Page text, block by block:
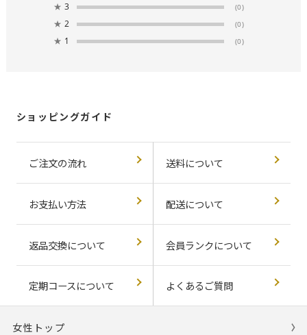
★ 3 (0)
★ 2 (0)
★ 1 (0)
ショッピングガイド
ご注文の流れ 送料について
お支払い方法 配送について
返品交換について 会員ランクについて
定期コースについて よくあるご質問
女性トップ